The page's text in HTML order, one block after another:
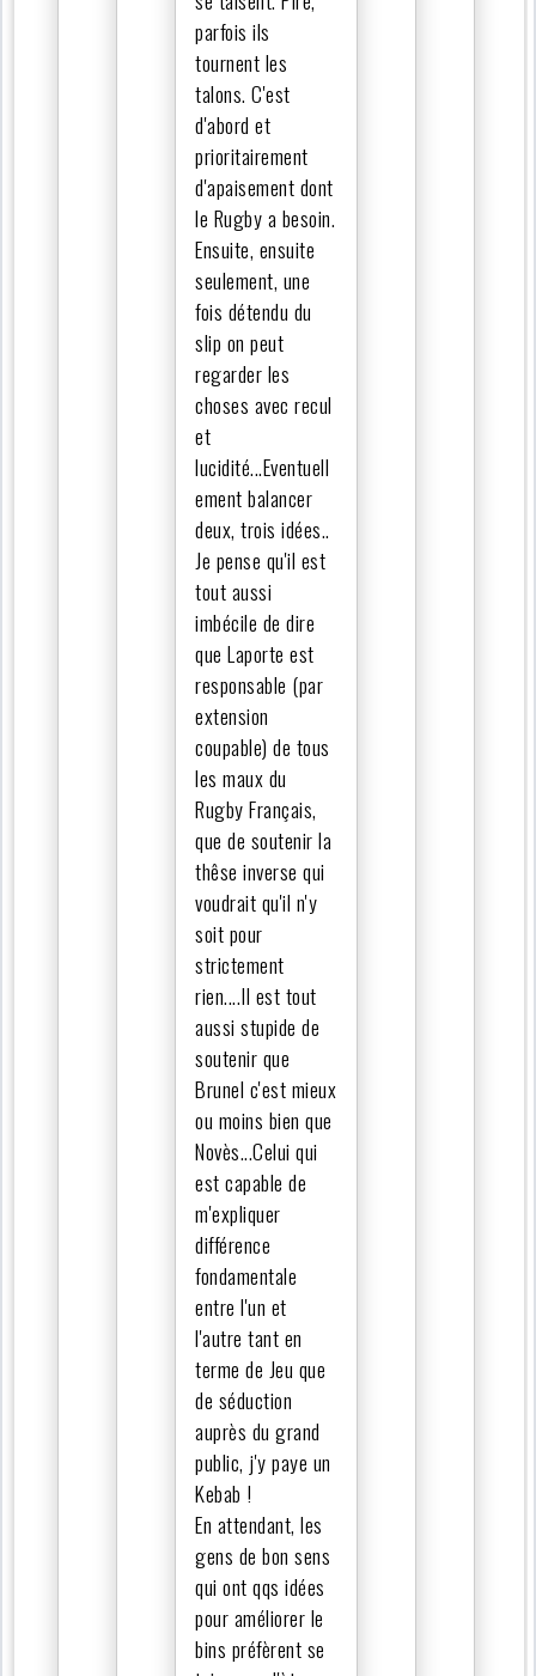
parfois ils
tournent les
talons. C'est
d'abord et
prioritairement
d'apaisement dont
le Rugby a besoin.
Ensuite, ensuite
seulement, une
fois détendu du
slip on peut
regarder les
choses avec recul
et
lucidité...Eventuell
ement balancer
deux, trois idées..
Je pense qu'il est
tout aussi
imbécile de dire
que Laporte est
responsable (par
extension
coupable) de tous
les maux du
Rugby Français,
que de soutenir la
thêse inverse qui
voudrait qu'il n'y
soit pour
strictement
rien....Il est tout
aussi stupide de
soutenir que
Brunel c'est mieux
ou moins bien que
Novès...Celui qui
est capable de
m'expliquer
différence
fondamentale
entre l'un et
l'autre tant en
terme de Jeu que
de séduction
auprès du grand
public, j'y paye un
Kebab !
En attendant, les
gens de bon sens
qui ont qqs idées
pour améliorer le
bins préfèrent se